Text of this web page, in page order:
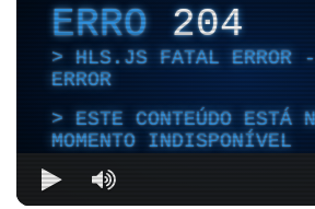
ERRO204
HLS.JS FATAL ERROR -
ERROR
ESTE CONTEÚDO ESTÁ
MOMENTO INDISPONÍVEL